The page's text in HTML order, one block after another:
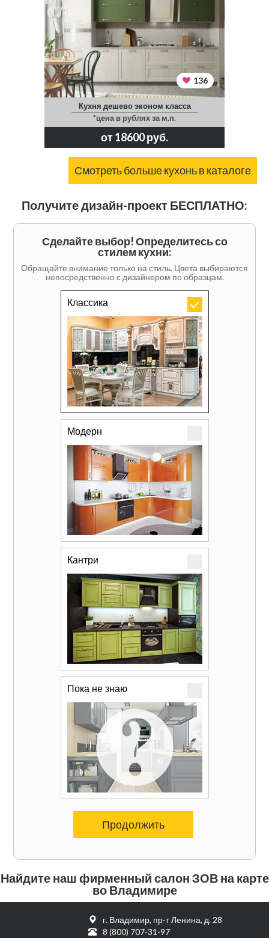
136
Кухня дешево эконом класса
*цена в рублях за м.п.
от 18600 руб.
Смотреть больше кухонь в каталоге
Получите дизайн-проект БЕСПЛАТНО:
Сделайте выбор! Определитесь со
стилем кухни:
Обращайте внимание только на стиль. Цвета выбираются
непосредственно с дизайнером по образцам.
Классика
Модерн
Кантри
Пока не знаю
Продолжить
Найдите наш фирменный салон ЗОВ на карте
во Владимире
г. Владимир, пр-т Ленина, д. 28
8 (800) 707-31-97